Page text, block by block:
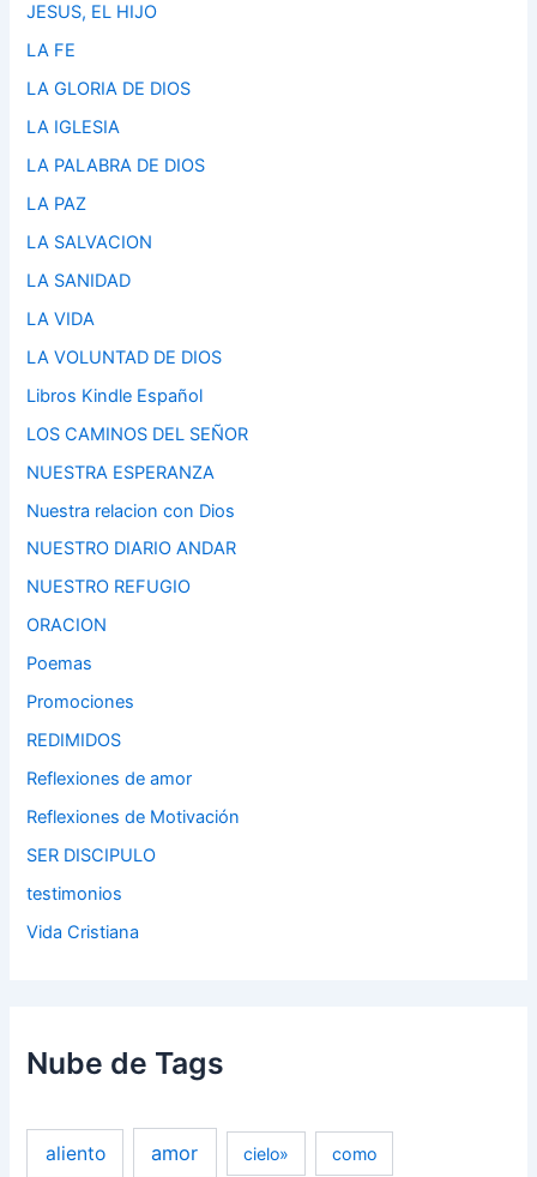
JESUS, EL HIJO
LA FE
LA GLORIA DE DIOS
LA IGLESIA
LA PALABRA DE DIOS
LA PAZ
LA SALVACION
LA SANIDAD
LA VIDA
LA VOLUNTAD DE DIOS
Libros Kindle Español
LOS CAMINOS DEL SEÑOR
NUESTRA ESPERANZA
Nuestra relacion con Dios
NUESTRO DIARIO ANDAR
NUESTRO REFUGIO
ORACION
Poemas
Promociones
REDIMIDOS
Reflexiones de amor
Reflexiones de Motivación
SER DISCIPULO
testimonios
Vida Cristiana
Nube de Tags
aliento amor cielo» como